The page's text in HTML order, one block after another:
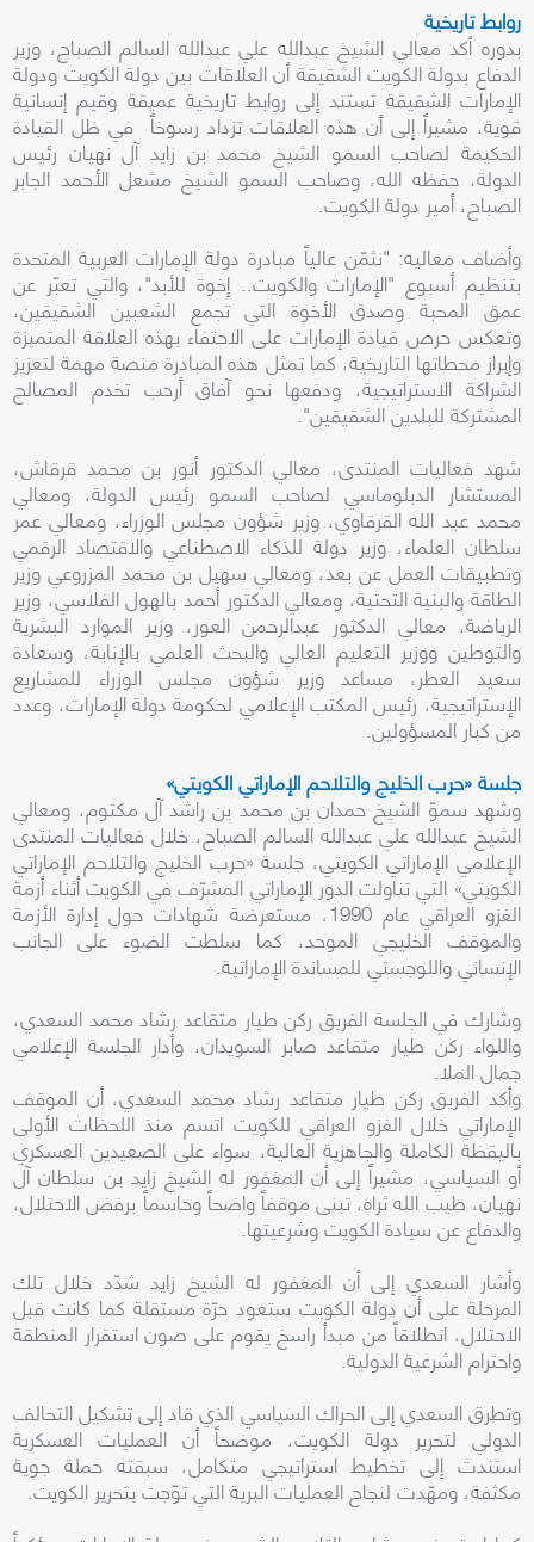
روابط تاريخية
بدوره أكد معالي الشيخ عبدالله علي عبدالله السالم الصباح، وزير
الدفاع بدولة الكويت الشقيقة أن العلاقات بين دولة الكويت ودولة
الإمارات الشقيقة تستند إلى روابط تاريخية عميقة وقيم إنسانية
قوية، مشيراً إلى أن هذه العلاقات تزداد رسوخاً في ظل القيادة
الحكيمة لصاحب السمو الشيخ محمد بن زايد آل نهيان رئيس
الدولة، حفظه الله، وصاحب السمو الشيخ مشعل الأحمد الجابر
الصباح، أمير دولة الكويت.
وأضاف معاليه: "نثمّن عالياً مبادرة دولة الإمارات العربية المتحدة
بتنظيم أسبوع "الإمارات والكويت.. إخوة للأبد"، والتي تعبّر عن
عمق المحبة وصدق الأخوة التي تجمع الشعبين الشقيقين،
وتعكس حرص قيادة الإمارات على الاحتفاء بهذه العلاقة المتميزة
وإبراز محطاتها التاريخية، كما تمثل هذه المبادرة منصة مهمة لتعزيز
الشراكة الاستراتيجية، ودفعها نحو آفاق أرحب تخدم المصالح
المشتركة للبلدين الشقيقين".
شهد فعاليات المنتدى، معالي الدكتور أنور بن محمد قرقاش،
المستشار الدبلوماسي لصاحب السمو رئيس الدولة، ومعالي
محمد عبد الله القرقاوي، وزير شؤون مجلس الوزراء، ومعالي عمر
سلطان العلماء، وزير دولة للذكاء الاصطناعي والاقتصاد الرقمي
وتطبيقات العمل عن بعد، ومعالي سهيل بن محمد المزروعي وزير
الطاقة والبنية التحتية، ومعالي الدكتور أحمد بالهول الفلاسي، وزير
الرياضة، معالي الدكتور عبدالرحمن العور، وزير الموارد البشرية
والتوطين ووزير التعليم العالي والبحث العلمي بالإنابة، وسعادة
سعيد العطر، مساعد وزير شؤون مجلس الوزراء للمشاريع
الإستراتيجية، رئيس المكتب الإعلامي لحكومة دولة الإمارات، وعدد
من كبار المسؤولين.
جلسة «حرب الخليج والتلاحم الإماراتي الكويتي»
وشهد سموّ الشيخ حمدان بن محمد بن راشد آل مكتوم، ومعالي
الشيخ عبدالله علي عبدالله السالم الصباح، خلال فعاليات المنتدى
الإعلامي الإماراتي الكويتي، جلسة «حرب الخليج والتلاحم الإماراتي
الكويتي» التي تناولت الدور الإماراتي المشرّف في الكويت أثناء أزمة
الغزو العراقي عام 1990، مستعرضة شهادات حول إدارة الأزمة
والموقف الخليجي الموحد، كما سلطت الضوء على الجانب
الإنساني واللوجستي للمساندة الإماراتية.
وشارك في الجلسة الفريق ركن طيار متقاعد رشاد محمد السعدي،
واللواء ركن طيار متقاعد صابر السويدان، وأدار الجلسة الإعلامي
جمال الملا.
وأكد الفريق ركن طيار متقاعد رشاد محمد السعدي، أن الموقف
الإماراتي خلال الغزو العراقي للكويت اتسم منذ اللحظات الأولى
باليقظة الكاملة والجاهزية العالية، سواء على الصعيدين العسكري
أو السياسي، مشيراً إلى أن المغفور له الشيخ زايد بن سلطان آل
نهيان، طيب الله ثراه، تبنى موقفاً واضحاً وحاسماً برفض الاحتلال،
والدفاع عن سيادة الكويت وشرعيتها.
وأشار السعدي إلى أن المغفور له الشيخ زايد شدّد خلال تلك
المرحلة على أن دولة الكويت ستعود حرّة مستقلة كما كانت قبل
الاحتلال، انطلاقاً من مبدأ راسخ يقوم على صون استقرار المنطقة
واحترام الشرعية الدولية.
وتطرق السعدي إلى الحراك السياسي الذي قاد إلى تشكيل التحالف
الدولي لتحرير دولة الكويت، موضحاً أن العمليات العسكرية
استندت إلى تخطيط استراتيجي متكامل، سبقته حملة جوية
مكثفة، ومهّدت لنجاح العمليات البرية التي توّجت بتحرير الكويت.